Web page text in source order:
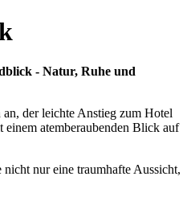
- Natur, Ruhe und
der leichte Anstieg zum Hotel
einem atemberaubenden Blick auf
nur eine traumhafte Aussicht,